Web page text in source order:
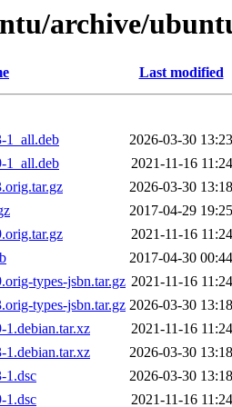
archive/
Last modified
1_all.deb
2026-03-30 13:23
1_all.deb
2021-11-16 11:24
2026-03-30 13:18
2017-04-29 19:25
2021-11-16 11:24
2017-04-30 00:44
types-jsbn.tar.gz 2021-11-16 11:24
types-jsbn.tar.gz 2026-03-30 13:18
1.debian.tar.xz
2021-11-16 11:24
1.debian.tar.xz
2026-03-30 13:18
1.dsc
2026-03-30 13:18
1.dsc
2021-11-16 11:24